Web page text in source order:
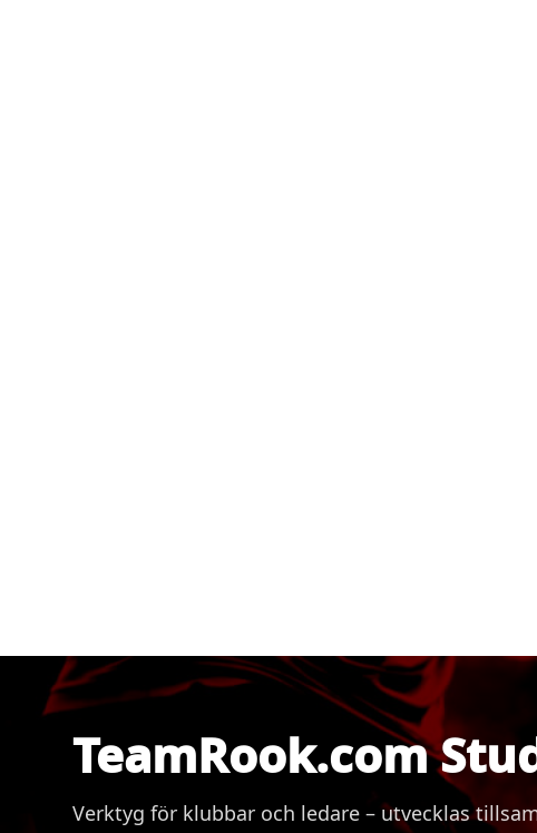
TeamRook.com
Verktyg för klubbar och ledare – utvecklas